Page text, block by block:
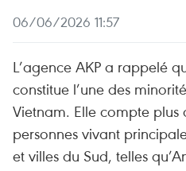
06/06/2026 11:57
L’agence AKP a rappelé
constitue l’une des
Vietnam. Elle compte plus
personnes vivant
et villes du Sud, telles